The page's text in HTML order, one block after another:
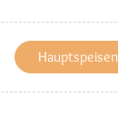
Hauptspeisen